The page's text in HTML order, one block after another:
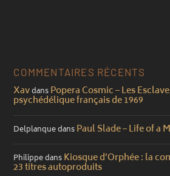
COMMENTAIRES RÉCENTS
XavdansPopera Cosmic – Les
psychédélique français de 1969
DelplanquedansPaul Slade – Life of a
PhilippedansKiosque d’Orphée : la
23 titres autoproduits